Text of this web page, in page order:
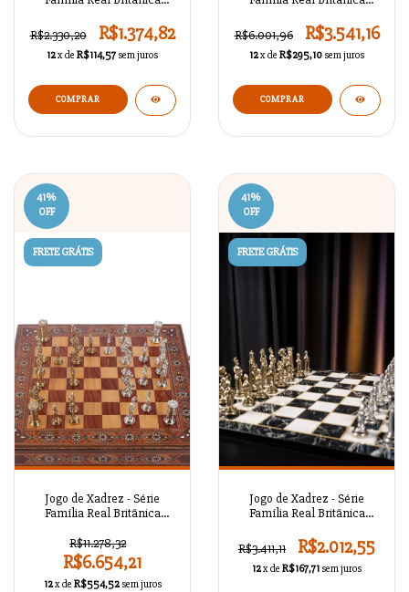
R$2.330,20
R$1.374,82
12x de R$114,57 sem juros
COMPRAR
R$6.001,96
R$3.541,16
12x de R$295,10 sem juros
COMPRAR
41%
OFF
FRETE GRÁTIS
Jogo de Xadrez - Série
Família Real Britânica
R$11.278,32
R$6.654,21
12x de R$554,52 sem juros
41%
OFF
FRETE GRÁTIS
Jogo de Xadrez - Série
Família Real Britânica
R$3.411,11
R$2.012,55
12x de R$167,71 sem juros